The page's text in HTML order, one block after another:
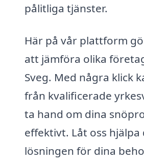
pålitliga tjänster.
Här på vår plattform
att jämföra olika
Sveg. Med några klick
från kvalificerade
ta hand om dina
effektivt. Låt oss
lösningen för dina